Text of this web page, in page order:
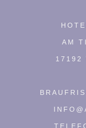
AM
17192